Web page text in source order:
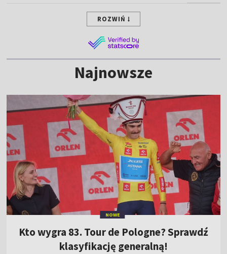
ROZWIŃ
Najnowsze
NOWE
Kto wygra 83. Tour de Pologne? Sprawdź
klasyfikację generalną!